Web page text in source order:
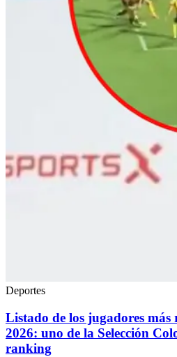
Deportes
Listado de los jugadores
2026: uno de la Selección
ranking